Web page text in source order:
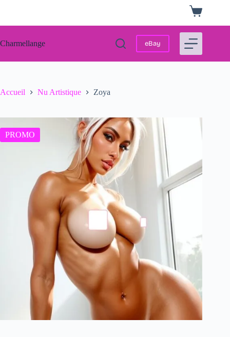
Panier
d’achat
Charmellange eBay
Accueil Nu Artistique Zoya
PROMO